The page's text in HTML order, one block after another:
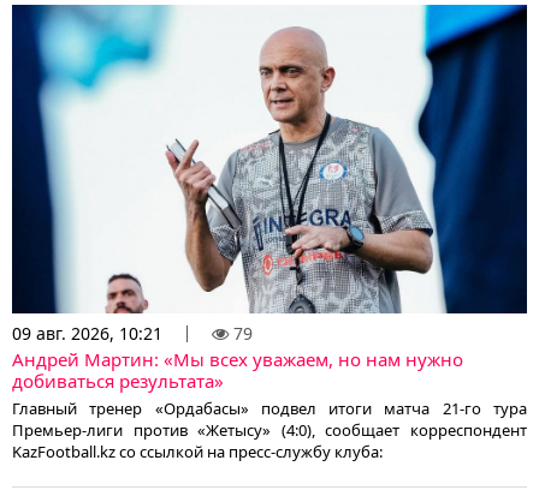
09 авг. 2026, 10:21 79
Андрей Мартин: «Мы всех уважаем, но нам нужно
добиваться результата»
Главный тренер «Ордабасы» подвел итоги матча 21-го тура
Премьер-лиги против «Жетысу» (4:0), сообщает корреспондент
KazFootball.kz со ссылкой на пресс-службу клуба: